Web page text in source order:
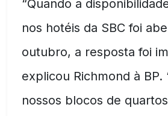
“Quando a
nos hotéis da SBC foi
outubro, a resposta foi
explicou Richmond à BP.
nossos blocos de